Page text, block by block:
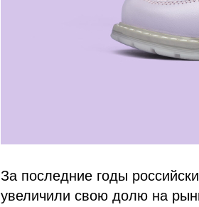
За последние годы
увеличили свою долю на